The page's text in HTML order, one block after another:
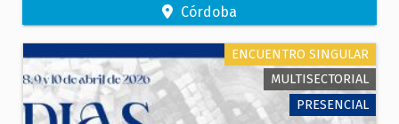
OFICIOS MATEO INURRIA.
Córdoba
ENCUENTRO SINGULAR
MULTISECTORIAL
PRESENCIAL